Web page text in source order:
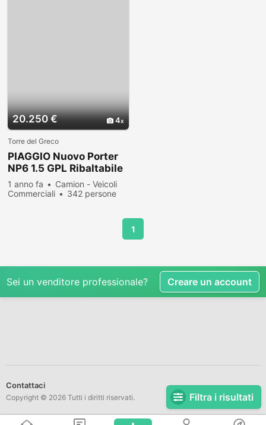
Filtra i risultati
20.250 € 4
Torre del Greco
PIAGGIO Nuovo Porter
NP6 1.5 GPL Ribaltabile
Sh
1 anno fa
Camion - Veicoli
Commerciali
342 persone
1
Sei un venditore professionale? Creare un account
Contattaci
Copyright © 2026 Tutti i diritti riservati.